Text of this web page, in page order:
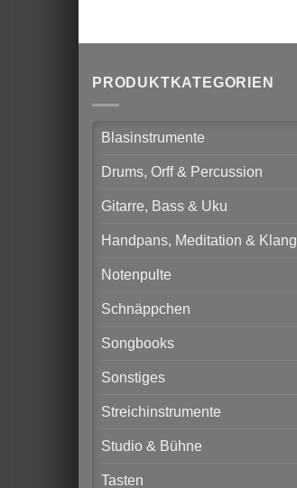
PRODUKTKATEGORIEN
Blasinstrumente
Drums, Orff & Percussion
Gitarre, Bass & Uku
Handpans, Meditation & Klang
Notenpulte
Schnäppchen
Songbooks
Sonstiges
Streichinstrumente
Studio & Bühne
Tasten